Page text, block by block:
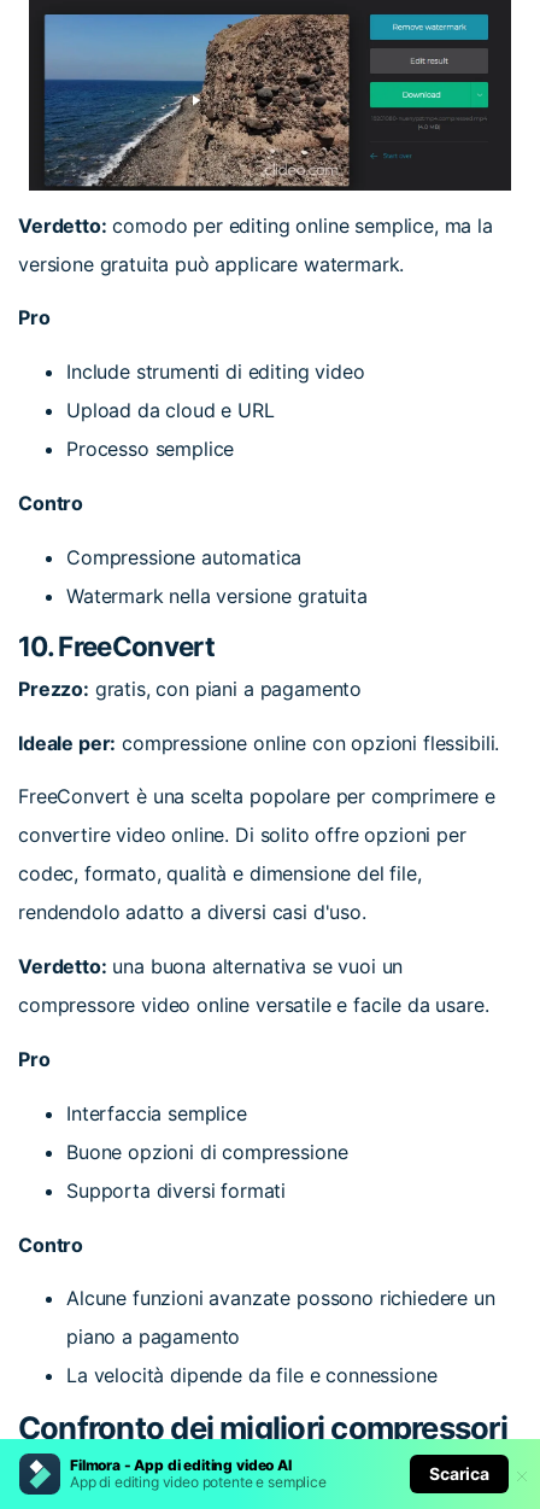
Filmora - App di editing video AI
App di editing video potente e semplice
Scarica
Verdetto: comodo per editing online semplice, ma la
versione gratuita può applicare watermark.
Pro
Include strumenti di editing video
Upload da cloud e URL
Processo semplice
Contro
Compressione automatica
Watermark nella versione gratuita
10. FreeConvert
Prezzo: gratis, con piani a pagamento
Ideale per: compressione online con opzioni flessibili.
FreeConvert è una scelta popolare per comprimere e
convertire video online. Di solito offre opzioni per
codec, formato, qualità e dimensione del file,
rendendolo adatto a diversi casi d'uso.
Verdetto: una buona alternativa se vuoi un
compressore video online versatile e facile da usare.
Pro
Interfaccia semplice
Buone opzioni di compressione
Supporta diversi formati
Contro
Alcune funzioni avanzate possono richiedere un
piano a pagamento
La velocità dipende da file e connessione
Confronto dei migliori compressori
video online